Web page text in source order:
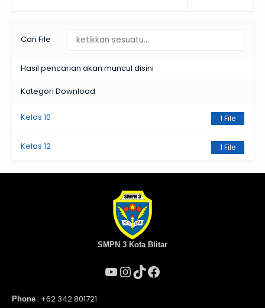
Cari File
Hasil pencarian akan muncul disini
Kategori Download
Kelas 10 1 File
Kelas 12 1 File
SMPN 3 Kota Blitar
Phone : +62 342 801721